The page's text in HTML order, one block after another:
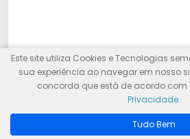
Este site utiliza Cookies e Tecnologias
sua experiência ao navegar em nosso
concorda que está de acordo com
Privacidade.
Tudo Bem